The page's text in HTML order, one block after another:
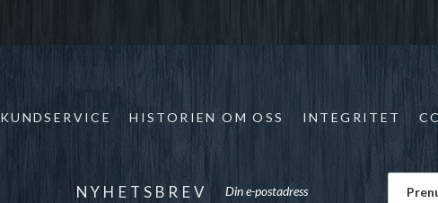
KUNDSERVICE HISTORIEN OM OSS INTEGRITET
NYHETSBREV